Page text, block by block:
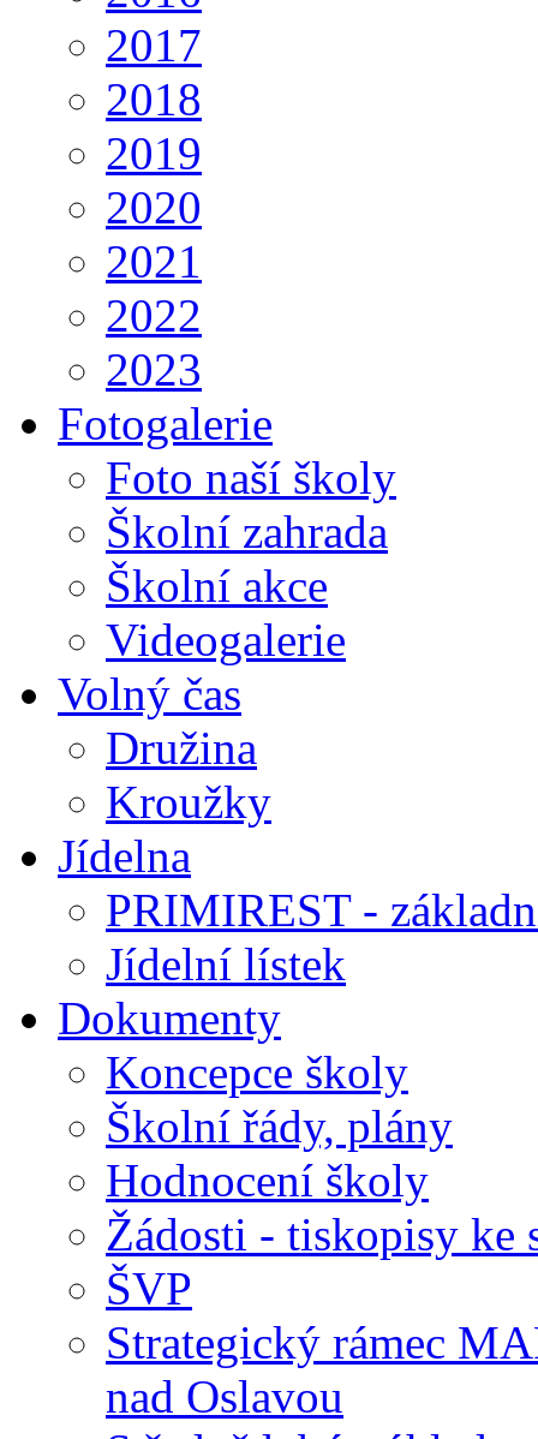
2017
2018
2019
2020
2021
2022
2023
Fotogalerie
Foto naší školy
Školní zahrada
Školní akce
Videogalerie
Volný čas
Družina
Kroužky
Jídelna
PRIMIREST -
Jídelní lístek
Dokumenty
Koncepce školy
Školní řády, plány
Hodnocení školy
Žádosti - tiskopisy ke
ŠVP
Strategický rámec
nad Oslavou